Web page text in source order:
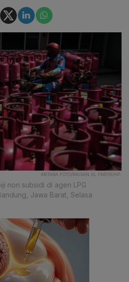
ANTARA FOTO/RAISAN AL FARISI/HP.
non subsidi di agen LPG
Jawa Barat, Selasa